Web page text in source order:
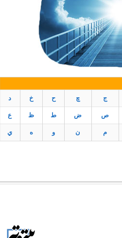
ج چ ح خ د
ص ض ط ظ ع
م ن و ه ي